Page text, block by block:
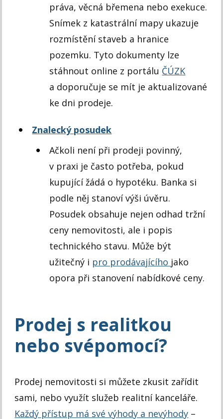
práva, věcná břemena nebo exekuce.
Snímek z katastrální mapy ukazuje
rozmístění staveb a hranice
pozemku. Tyto dokumenty lze
stáhnout online z portálu ČÚZK
a doporučuje se mít je aktualizované
ke dni prodeje.
Znalecký posudek
Ačkoli není při prodeji povinný,
v praxi je často potřeba, pokud
kupující žádá o hypotéku. Banka si
podle něj stanoví výši úvěru.
Posudek obsahuje nejen odhad tržní
ceny nemovitosti, ale i popis
technického stavu. Může být
užitečný i pro prodávajícího jako
opora při stanovení nabídkové ceny.
Prodej s realitkou
nebo svépomocí?
Prodej nemovitosti si můžete zkusit zařídit
sami, nebo využít služeb realitní kanceláře.
Každý přístup má své výhody a nevýhody –